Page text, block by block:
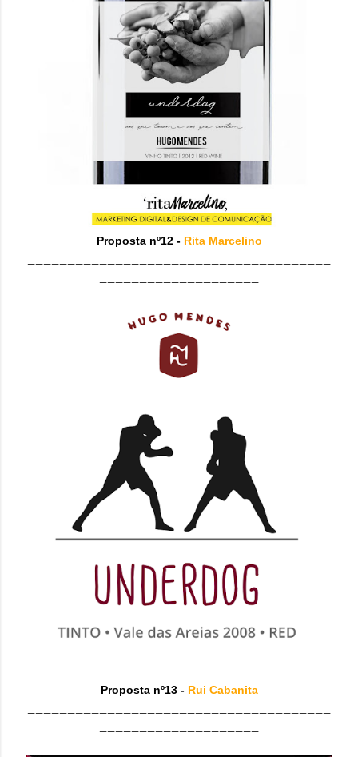
Proposta nº12 - Rita Marcelino
Proposta nº13 - Rui Cabanita